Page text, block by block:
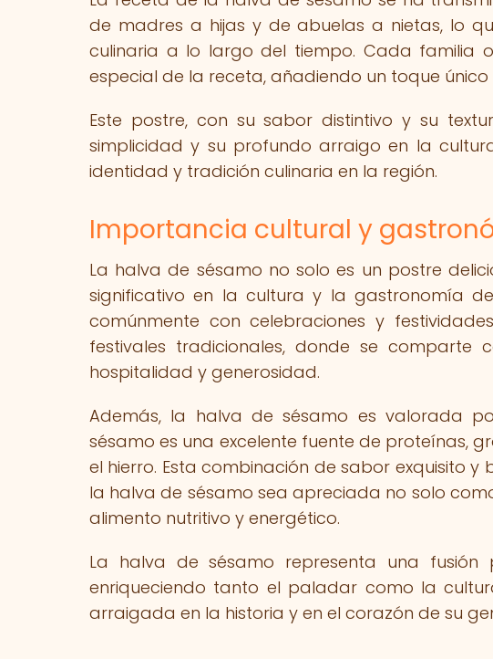
de madres a hijas y de abuelas a nietas, lo
culinaria a lo largo del tiempo. Cada familia
especial de la receta, añadiendo un toque único
Este postre, con su sabor distintivo y su
simplicidad y su profundo arraigo en la
identidad y tradición culinaria en la región.
Importancia cultural y
La halva de sésamo no solo es un postre
significativo en la cultura y la gastronomía
comúnmente con celebraciones y
festivales tradicionales, donde se
hospitalidad y generosidad.
Además, la halva de sésamo es valorada
sésamo es una excelente fuente de proteínas,
el hierro. Esta combinación de sabor exquisito
la halva de sésamo sea apreciada no solo
alimento nutritivo y energético.
La halva de sésamo representa una fusión
enriqueciendo tanto el paladar como la
arraigada en la historia y en el corazón de su